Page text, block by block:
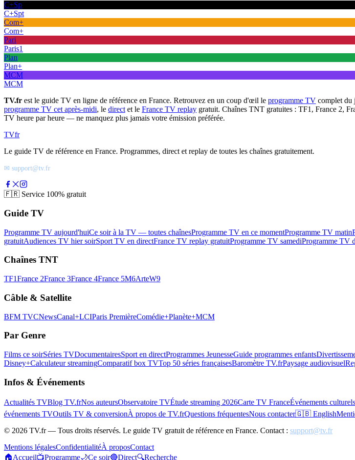
C+Sp
C+Spt
Com+
Com+
Pari
Paris1
Plan
Plan+
MCM
MCM
TV.fr est le guide TV en ligne de référence en France. Retrouvez en un coup d'œil le programme TV complet du
programme TV cet après-midi, le direct et le France TV replay gratuit. Chaînes TNT gratuites : TF1, France 2,
TV heure par heure — ne manquez plus jamais votre émission préférée.
TVfr
Le guide TV de référence en France. Programmes, direct et replay de toutes les chaînes gratuitement.
✉ support@tv.fr
🇫🇷 Service 100% gratuit
Guide TV
Programme TV aujourd'huiCe soir à la TV — toutes chaînesProgramme TV en ce momentProgramme TV matin
gratuitAudiences TV hier soirSport TV en directFrance TV replay gratuitProgramme TV samediProgramme TV
Chaînes TNT
TF1France 2France 3France 4France 5M6ArteW9
Câble & Satellite
BFM TVCNewsCanal+LCIParis PremièreComédie+Planète+MCM
Par Genre
Films ce soirSéries TVDocumentairesSport en directProgrammes JeunesseGuide programmes enfants
Disney+Calculateur streamingComparatif box TVTop 50 séries françaisesBaromètre TV.frPaysage audiovisuel
Infos & Événements
Actualités TVBlog TV.frNos auteursObservatoire TVÉtude streaming 2026Carte TV FranceÉvénements
événements TVOutils TV & conversionÀ propos de TV.frQuestions fréquentesNous contacter🇬🇧 English
© 2026 TV.fr — Tous droits réservés. Le guide TV gratuit de référence en France. Contact : support@tv.fr
Mentions légalesConfidentialitéÀ proposContact
🏠Accueil📺Programme🌙Ce soir🔴Direct🔍Recherche